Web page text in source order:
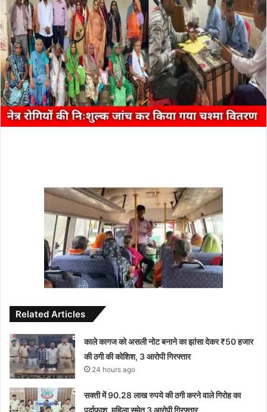
Related Articles
काले कागज को असली नोट बनाने का झांसा देकर ₹50 हजार
की ठगी की कोशिश, 3 आरोपी गिरफ्तार
24 hours ago
सक्ती में 90.28 लाख रुपये की ठगी करने वाले गिरोह का
पर्दाफाश, महिला समेत 3 आरोपी गिरफ्तार